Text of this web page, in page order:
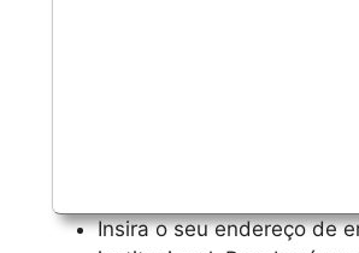
Insira o seu endereço de